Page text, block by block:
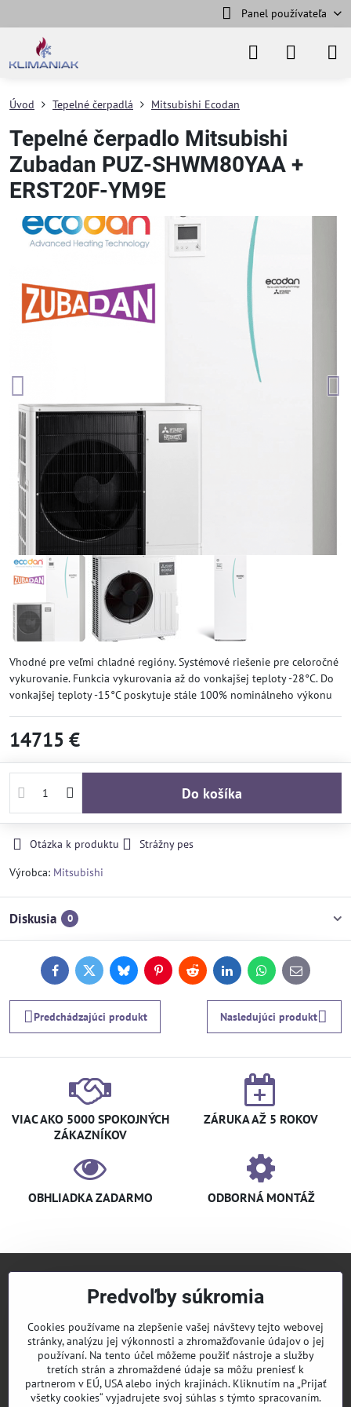
Panel používateľa
Úvod Tepelné čerpadlá Mitsubishi Ecodan
Tepelné čerpadlo Mitsubishi
Zubadan PUZ-SHWM80YAA +
ERST20F-YM9E
Vhodné pre veľmi chladné regióny. Systémové riešenie pre celoročné
vykurovanie. Funkcia vykurovania až do vonkajšej teploty -28°C. Do
vonkajšej teploty -15°C poskytuje stále 100% nominálneho výkonu
14715 €
Do košíka
Otázka k produktu
Strážny pes
Výrobca: Mitsubishi
Diskusia 0
FacebookTwitterBlueskyPinterestReddit LinkedInWhatsApp
E-
mail
Predchádzajúci produkt Nasledujúci produkt
VIAC AKO 5000 SPOKOJNÝCH
ZÁKAZNÍKOV
ZÁRUKA AŽ 5 ROKOV
OBHLIADKA ZADARMO ODBORNÁ MONTÁŽ
KLIMANIAK Pridajte sa k nám
Sledujte nás
Predvoľby súkromia
Cookies používame na zlepšenie vašej návštevy tejto webovej
stránky, analýzu jej výkonnosti a zhromažďovanie údajov o jej
používaní. Na tento účel môžeme použiť nástroje a služby
tretích strán a zhromaždené údaje sa môžu preniesť k
partnerom v EÚ, USA alebo iných krajinách. Kliknutím na „Prijať
všetky cookies“ vyjadrujete svoj súhlas s týmto spracovaním.